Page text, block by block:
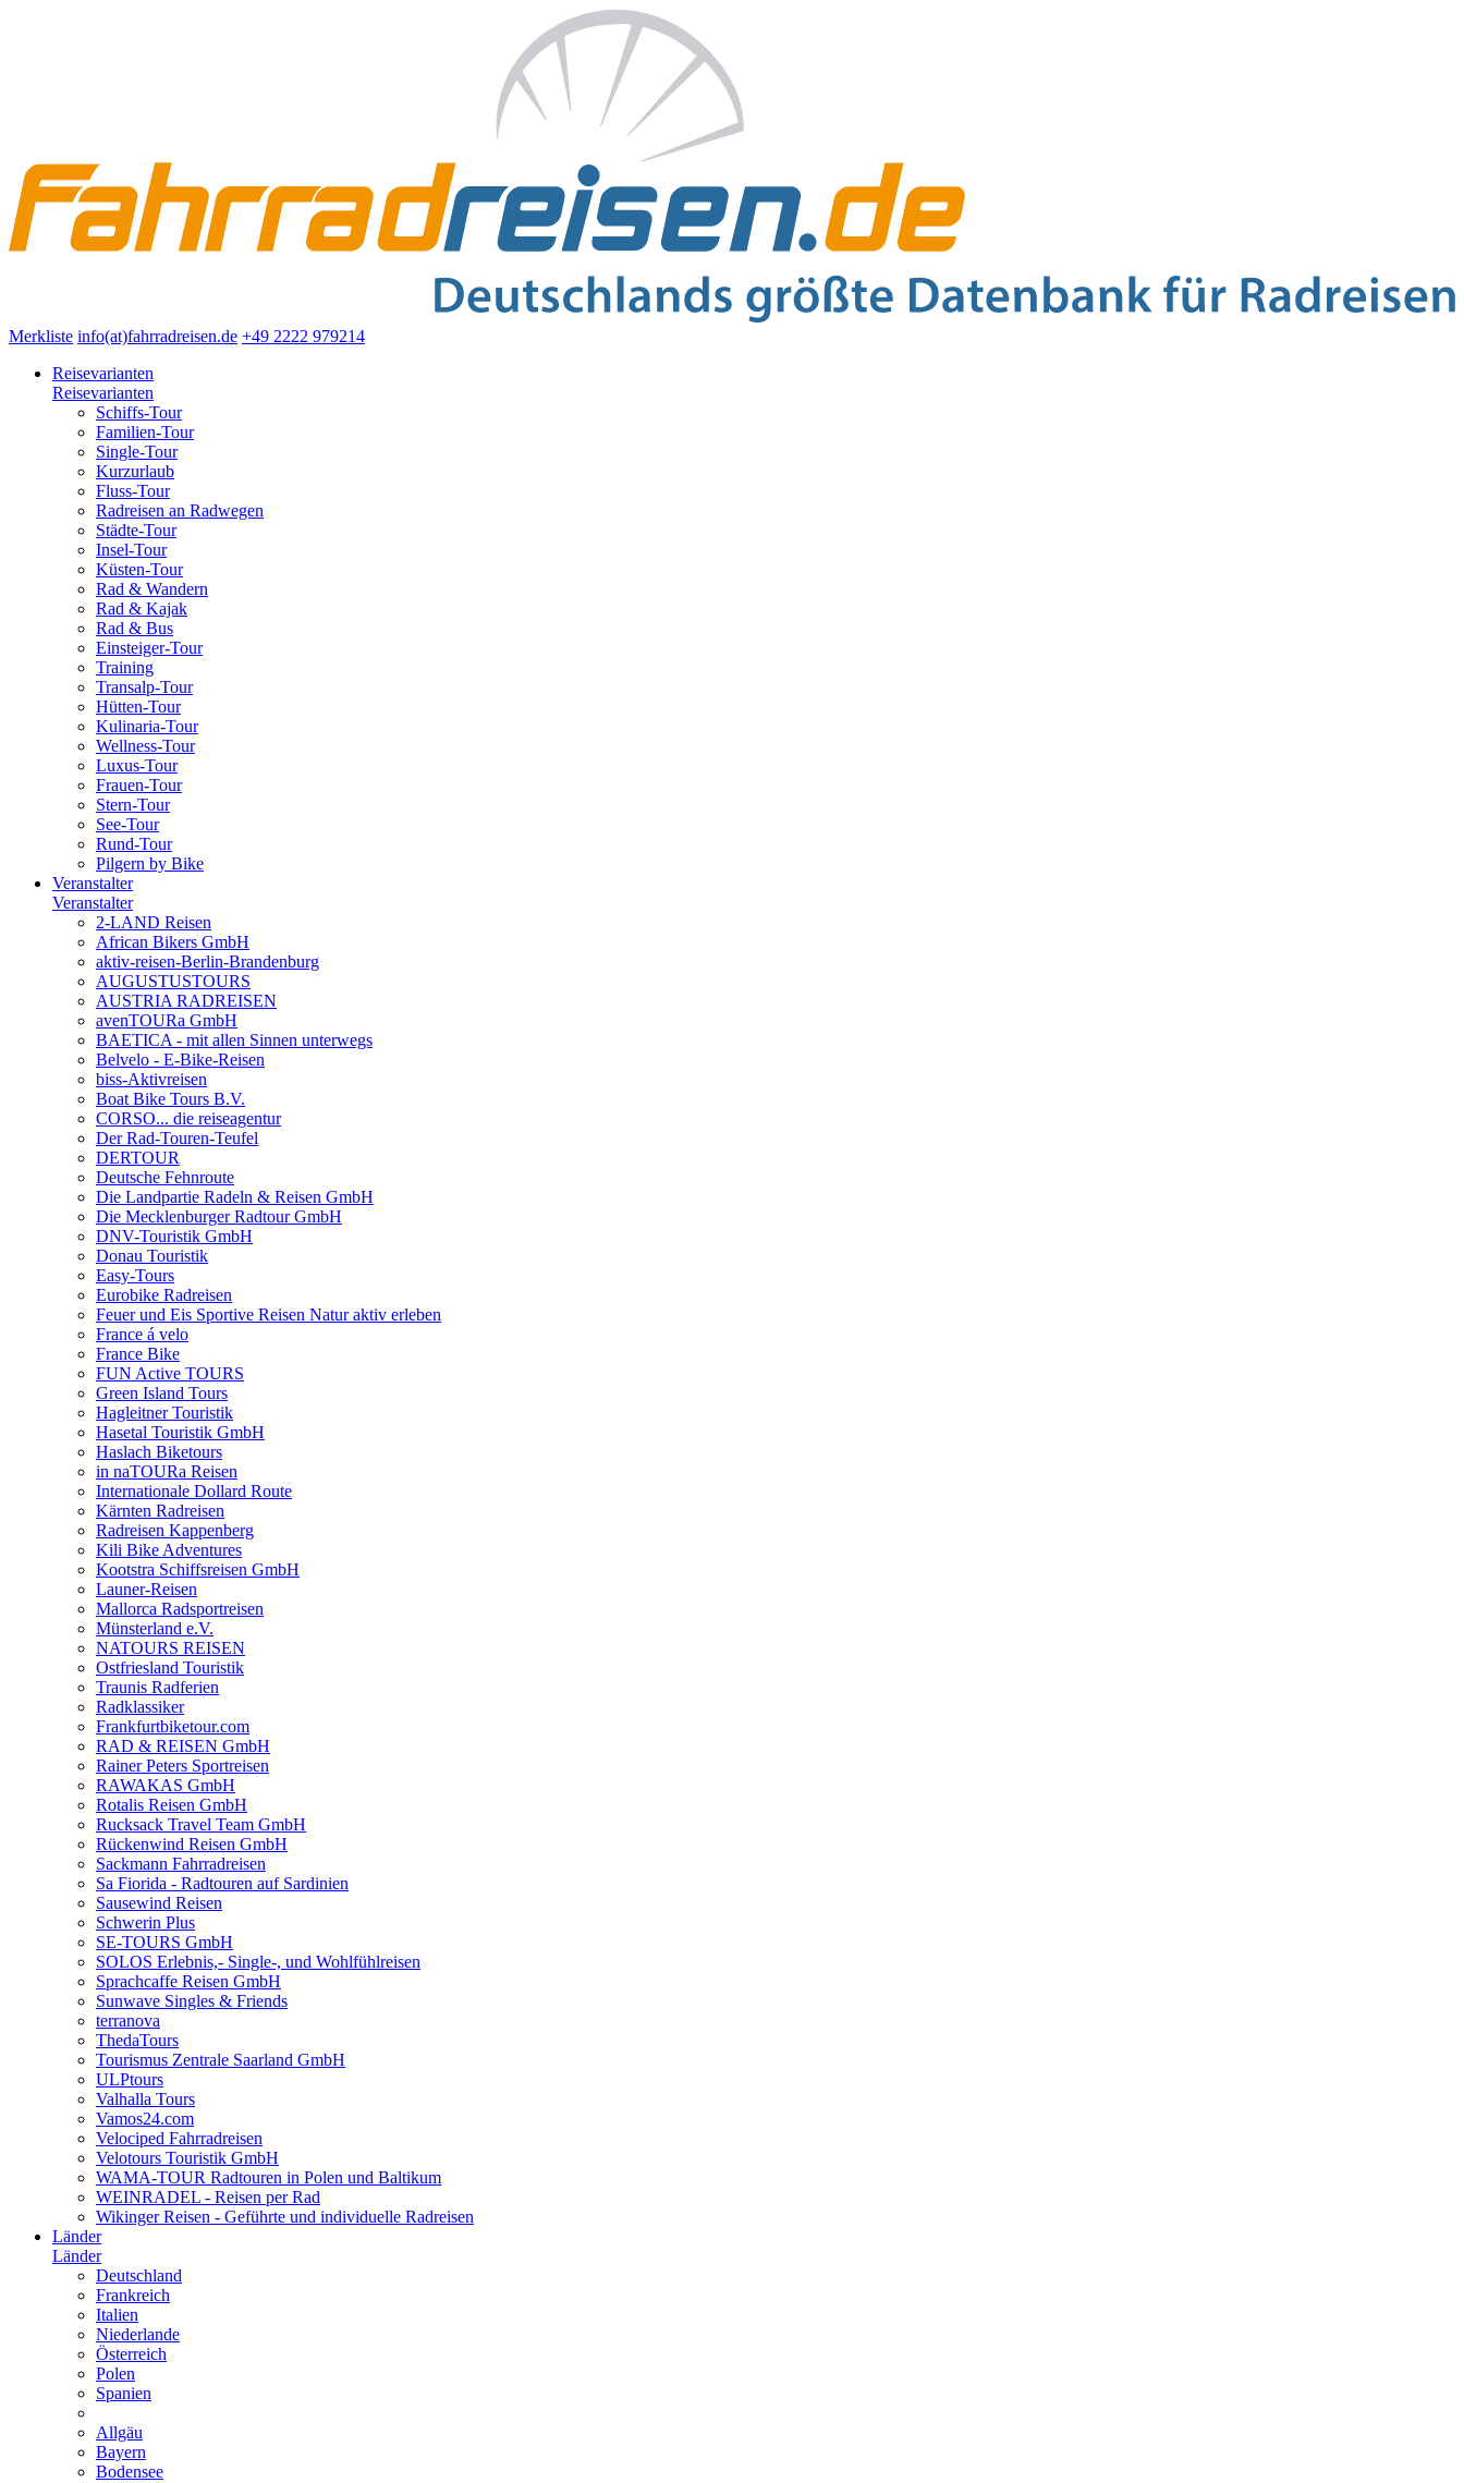
Merkliste info(at)fahrradreisen.de +49 2222 979214
Reisevarianten
Reisevarianten
Schiffs-Tour
Familien-Tour
Single-Tour
Kurzurlaub
Fluss-Tour
Radreisen an Radwegen
Städte-Tour
Insel-Tour
Küsten-Tour
Rad & Wandern
Rad & Kajak
Rad & Bus
Einsteiger-Tour
Training
Transalp-Tour
Hütten-Tour
Kulinaria-Tour
Wellness-Tour
Luxus-Tour
Frauen-Tour
Stern-Tour
See-Tour
Rund-Tour
Pilgern by Bike
Veranstalter
Veranstalter
2-LAND Reisen
African Bikers GmbH
aktiv-reisen-Berlin-Brandenburg
AUGUSTUSTOURS
AUSTRIA RADREISEN
avenTOURa GmbH
BAETICA - mit allen Sinnen unterwegs
Belvelo - E-Bike-Reisen
biss-Aktivreisen
Boat Bike Tours B.V.
CORSO... die reiseagentur
Der Rad-Touren-Teufel
DERTOUR
Deutsche Fehnroute
Die Landpartie Radeln & Reisen GmbH
Die Mecklenburger Radtour GmbH
DNV-Touristik GmbH
Donau Touristik
Easy-Tours
Eurobike Radreisen
Feuer und Eis Sportive Reisen Natur aktiv erleben
France á velo
France Bike
FUN Active TOURS
Green Island Tours
Hagleitner Touristik
Hasetal Touristik GmbH
Haslach Biketours
in naTOURa Reisen
Internationale Dollard Route
Kärnten Radreisen
Radreisen Kappenberg
Kili Bike Adventures
Kootstra Schiffsreisen GmbH
Launer-Reisen
Mallorca Radsportreisen
Münsterland e.V.
NATOURS REISEN
Ostfriesland Touristik
Traunis Radferien
Radklassiker
Frankfurtbiketour.com
RAD & REISEN GmbH
Rainer Peters Sportreisen
RAWAKAS GmbH
Rotalis Reisen GmbH
Rucksack Travel Team GmbH
Rückenwind Reisen GmbH
Sackmann Fahrradreisen
Sa Fiorida - Radtouren auf Sardinien
Sausewind Reisen
Schwerin Plus
SE-TOURS GmbH
SOLOS Erlebnis,- Single-, und Wohlfühlreisen
Sprachcaffe Reisen GmbH
Sunwave Singles & Friends
terranova
ThedaTours
Tourismus Zentrale Saarland GmbH
ULPtours
Valhalla Tours
Vamos24.com
Velociped Fahrradreisen
Velotours Touristik GmbH
WAMA-TOUR Radtouren in Polen und Baltikum
WEINRADEL - Reisen per Rad
Wikinger Reisen - Geführte und individuelle Radreisen
Länder
Länder
Deutschland
Frankreich
Italien
Niederlande
Österreich
Polen
Spanien
Allgäu
Bayern
Bodensee